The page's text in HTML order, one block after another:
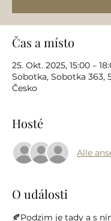
Čas a místo
25. Okt. 2025, 15:00 –
Sobotka, Sobotka 363,
Česko
Hosté
Alle
O události
🍂Podzim je tady a s